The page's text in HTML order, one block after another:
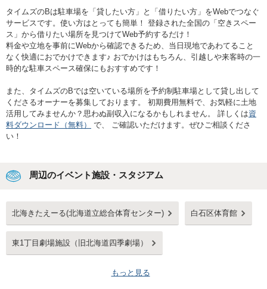
タイムズのBは駐車場を「貸したい方」と「借りたい方」をWebでつなぐ
サービスです。使い方はとっても簡単！ 登録された全国の「空きスペー
ス」から借りたい場所を見つけてWeb予約するだけ！
料金や立地を事前にWebから確認できるため、当日現地であわてること
なく快適におでかけできます♪ おでかけはもちろん、引越しや来客時の一
時的な駐車スペース確保にもおすすめです！
また、タイムズのBでは空いている場所を予約制駐車場として貸し出して
くださるオーナーを募集しております。 初期費用無料で、お気軽に土地
活用してみませんか？思わぬ副収入になるかもしれません。 詳しくは資
料ダウンロード（無料）
で、 ご確認いただけます。ぜひご相談くださ
い！
周辺のイベント施設・スタジアム
北海きたえーる(北海道立総合体育センター) 白石区体育館
東1丁目劇場施設（旧北海道四季劇場）
もっと見る